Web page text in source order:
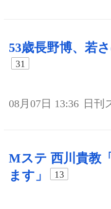
53歳長野博、若
31
08月07日 13:36 日刊
Mステ 西川貴教
ます」
13